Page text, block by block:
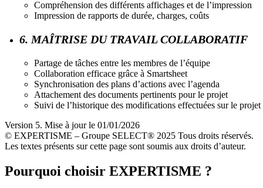
Compréhension des différents affichages et de l’impression
Impression de rapports de durée, charges, coûts
6. MAÎTRISE DU TRAVAIL COLLABORATIF
Partage de tâches entre les membres de l’équipe
Collaboration efficace grâce à Smartsheet
Synchronisation des plans d’actions avec l’agenda
Attachement des documents pertinents pour le projet
Suivi de l’historique des modifications effectuées sur le projet
Version 5. Mise à jour le 01/01/2026
© EXPERTISME – Groupe SELECT® 2025 Tous droits réservés.
Les textes présents sur cette page sont soumis aux droits d’auteur.
Pourquoi choisir EXPERTISME ?